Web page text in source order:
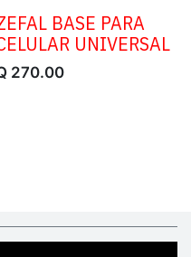
BASE PARA
UNIVERSAL
270.00